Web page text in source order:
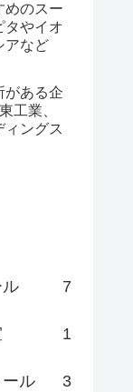
めのスー
タやイオ
アなど
がある企
工業、
ィングス
7
1
ル 3